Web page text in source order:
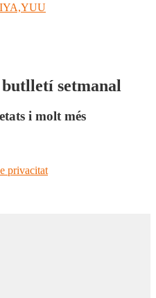
setmanal
i molt més
privacitat